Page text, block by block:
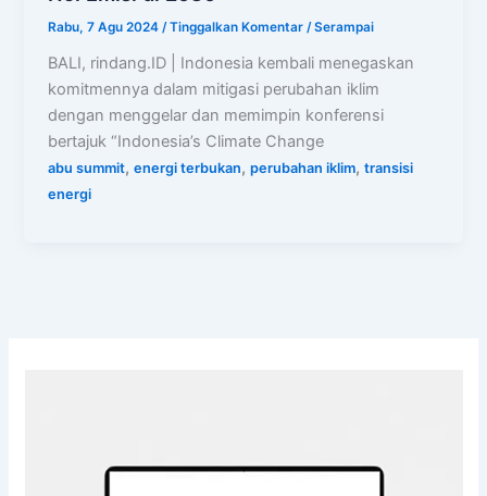
Rabu, 7 Agu 2024/Tinggalkan Komentar /Serampai
BALI, rindang.ID | Indonesia kembali menegaskan
komitmennya dalam mitigasi perubahan iklim
dengan menggelar dan memimpin konferensi
bertajuk “Indonesia’s Climate Change
abu summit,energi terbukan,perubahan iklim,transisi
energi